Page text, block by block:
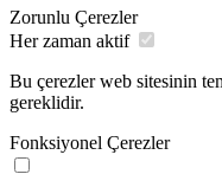
Zorunlu Çerezler
Her zaman aktif
Bu çerezler web sitesinin
gereklidir.
Fonksiyonel Çerezler